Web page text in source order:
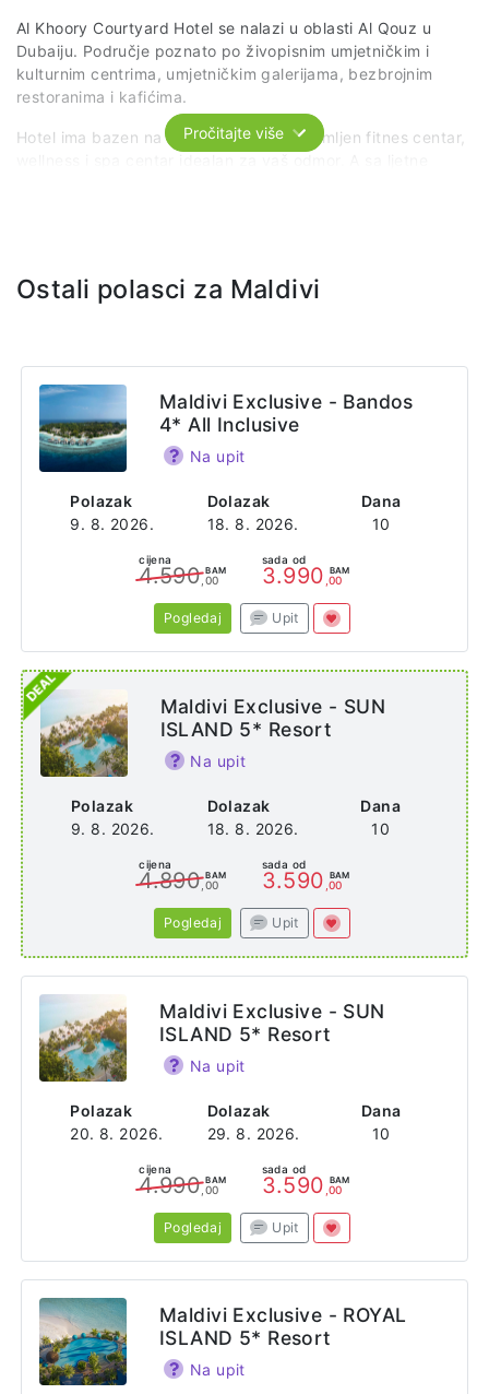
Al Khoory Courtyard Hotel se nalazi u oblasti Al Qouz u
Dubaiju. Područje poznato po živopisnim umjetničkim i
kulturnim centrima, umjetničkim galerijama, bezbrojnim
restoranima i kafićima.
Hotel ima bazen na krovu, potpuno opremljen fitnes centar,
Web stranica
Adresa
Al Waha St - Al Quoz - Al Quoz 3 - Dubai - United Arab
Emirates
Pročitajte više
Ostali polasci za Maldivi
Polazak
9. 8. 2026.
Dolazak
18. 8. 2026.
Dana
10
Maldivi Exclusive - Bandos
4* All Inclusive
Na upit
cijena
4.590 BAM
,00
sada od
3.990 BAM
,00
Pogledaj Upit
Polazak
9. 8. 2026.
Dolazak
18. 8. 2026.
Dana
10
Maldivi Exclusive - SUN
ISLAND 5* Resort
Na upit
cijena
4.890 BAM
,00
sada od
3.590 BAM
,00
Pogledaj Upit
Polazak
20. 8. 2026.
Dolazak
29. 8. 2026.
Dana
10
Maldivi Exclusive - SUN
ISLAND 5* Resort
Na upit
cijena
4.990 BAM
,00
sada od
3.590 BAM
,00
Pogledaj Upit
Maldivi Exclusive - ROYAL
ISLAND 5* Resort
Na upit